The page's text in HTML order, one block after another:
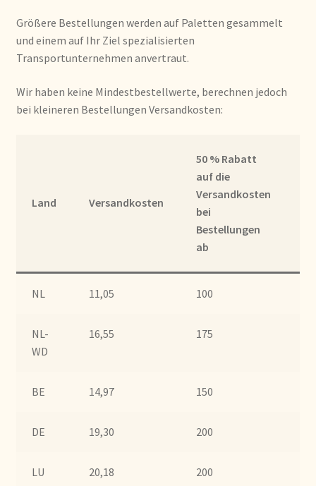
Aktuelle Preisliste
Algemene Voorwaarden
Allgemeine Geschäftsbedingungen
Bestellen en levertijd
Bestellung und Lieferzeit
Bienvenue dans notre commerce de gros de thé !
Bio-Zertifikate
Größere Bestellungen werden auf Paletten gesammelt
und einem auf Ihr Ziel spezialisierten
Transportunternehmen anvertraut.
Wir haben keine Mindestbestellwerte, berechnen jedoch
bei kleineren Bestellungen Versandkosten:
Land Versandkosten
50 % Rabatt
auf die
Versandkosten
bei
Bestellungen
ab
NL 11,05 100
NL-
WD
16,55 175
BE 14,97 150
DE 19,30 200
LU 20,18 200